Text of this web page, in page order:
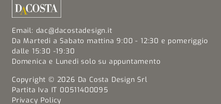
Email: dac@dacostadesign.it
Da Martedi a Sabato mattina 9:00 - 12:30 e pomeriggio
dalle 15:30 -19:30
Domenica e Lunedi solo su appuntamento
Copyright © 2026 Da Costa Design Srl
Partita Iva IT 00511400095
Privacy Policy